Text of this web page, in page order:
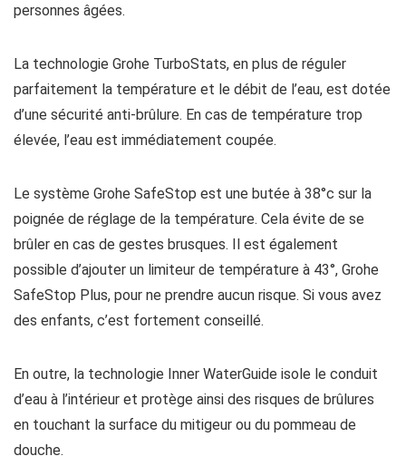
personnes âgées.
La technologie Grohe TurboStats, en plus de réguler
parfaitement la température et le débit de l’eau, est dotée
d’une sécurité anti-brûlure. En cas de température trop
élevée, l’eau est immédiatement coupée.
Le système Grohe SafeStop est une butée à 38°c sur la
poignée de réglage de la température. Cela évite de se
brûler en cas de gestes brusques. Il est également
possible d’ajouter un limiteur de température à 43°, Grohe
SafeStop Plus, pour ne prendre aucun risque. Si vous avez
des enfants, c’est fortement conseillé.
En outre, la technologie Inner WaterGuide isole le conduit
d’eau à l’intérieur et protège ainsi des risques de brûlures
en touchant la surface du mitigeur ou du pommeau de
douche.